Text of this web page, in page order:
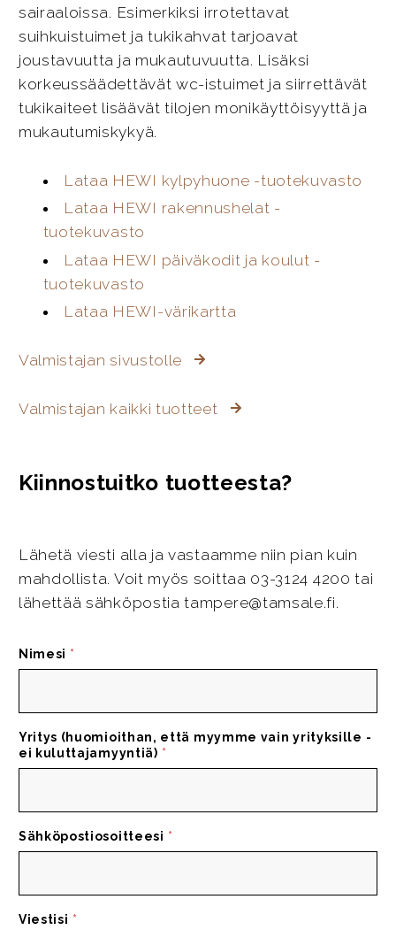
sairaaloissa. Esimerkiksi irrotettavat
suihkuistuimet ja tukikahvat tarjoavat
joustavuutta ja mukautuvuutta. Lisäksi
korkeussäädettävät wc-istuimet ja siirrettävät
tukikaiteet lisäävät tilojen monikäyttöisyyttä ja
mukautumiskykyä.
Lataa HEWI kylpyhuone -tuotekuvasto
Lataa HEWI rakennushelat -
tuotekuvasto
Lataa HEWI päiväkodit ja koulut -
tuotekuvasto
Lataa HEWI-värikartta
Valmistajan sivustolle
Valmistajan kaikki tuotteet
Kiinnostuitko tuotteesta?
Lähetä viesti alla ja vastaamme niin pian kuin
mahdollista. Voit myös soittaa 03-3124 4200 tai
lähettää sähköpostia tampere@tamsale.fi.
Nimesi *
Yritys (huomioithan, että myymme vain yrityksille -
ei kuluttajamyyntiä) *
Sähköpostiosoitteesi *
Viestisi *